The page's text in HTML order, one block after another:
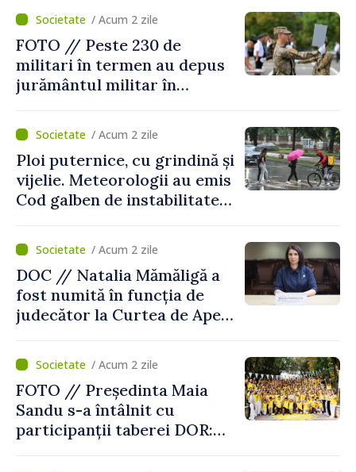
/ Acum 2 zile
FOTO // Peste 230 de
militari în termen au depus
jurământul militar în
/ Acum 2 zile
Ploi puternice, cu grindină și
vijelie. Meteorologii au emis
Cod galben de instabilitate
/ Acum 2 zile
DOC // Natalia Mămăligă a
fost numită în funcția de
judecător la Curtea de Apel
/ Acum 2 zile
FOTO // Președinta Maia
Sandu s-a întâlnit cu
participanții taberei DOR: